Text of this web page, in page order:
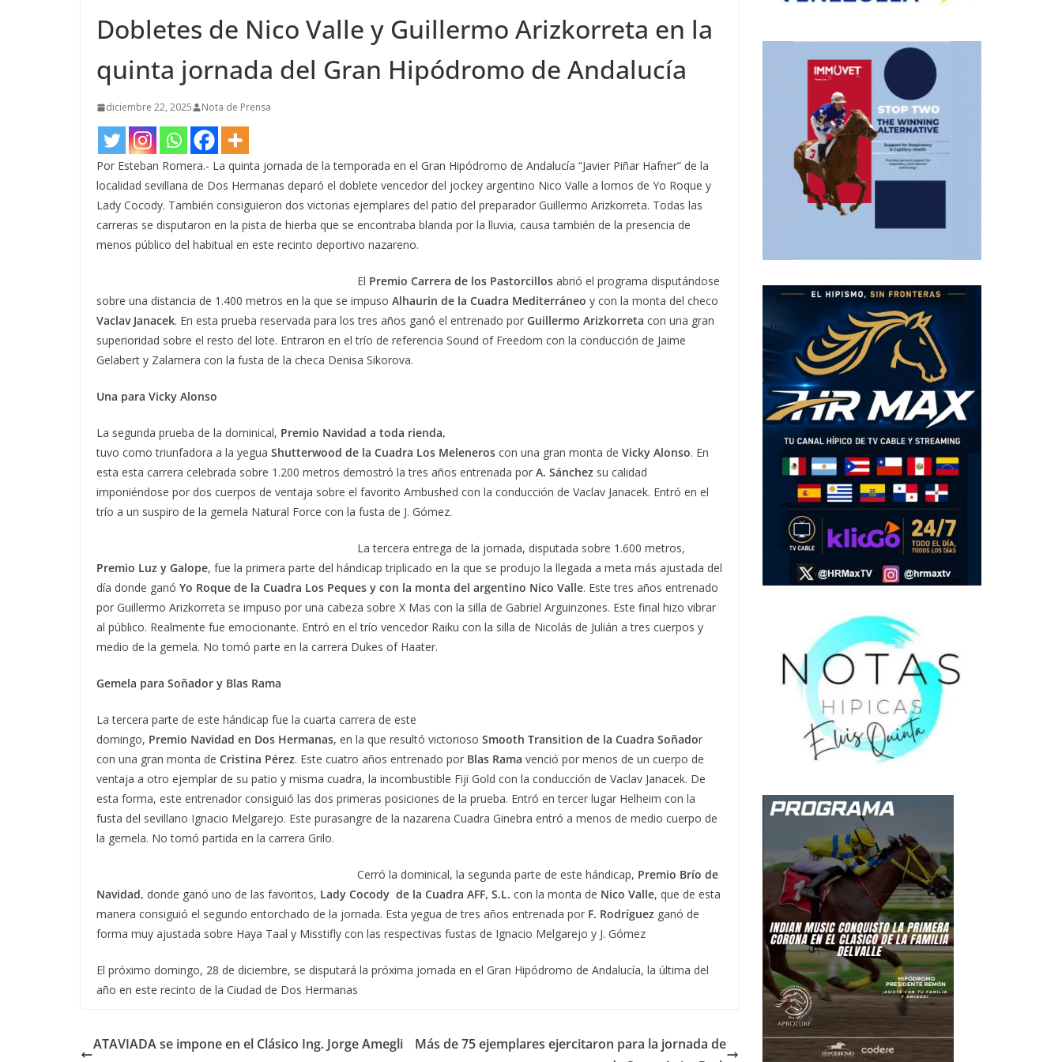
Dobletes de Nico Valle y Guillermo Arizkorreta en la
quinta jornada del Gran Hipódromo de Andalucía
diciembre 22, 2025 Nota de Prensa
Por Esteban Romera.- La quinta jornada de la temporada en el Gran Hipódromo de Andalucía “Javier Piñar Hafner” de la
localidad sevillana de Dos Hermanas deparó el doblete vencedor del jockey argentino Nico Valle a lomos de Yo Roque y
Lady Cocody. También consiguieron dos victorias ejemplares del patio del preparador Guillermo Arizkorreta. Todas las
carreras se disputaron en la pista de hierba que se encontraba blanda por la lluvia, causa también de la presencia de
menos público del habitual en este recinto deportivo nazareno.
El Premio Carrera de los Pastorcillos abrió el programa disputándose
sobre una distancia de 1.400 metros en la que se impuso Alhaurin de la Cuadra Mediterráneo y con la monta del checo
Vaclav Janacek. En esta prueba reservada para los tres años ganó el entrenado por Guillermo Arizkorreta con una gran
superioridad sobre el resto del lote. Entraron en el trío de referencia Sound of Freedom con la conducción de Jaime
Gelabert y Zalamera con la fusta de la checa Denisa Sikorova.
Una para Vicky Alonso
La segunda prueba de la dominical, Premio Navidad a toda rienda,
tuvo como triunfadora a la yegua Shutterwood de la Cuadra Los Meleneros con una gran monta de Vicky Alonso. En
esta esta carrera celebrada sobre 1.200 metros demostró la tres años entrenada por A. Sánchez su calidad
imponiéndose por dos cuerpos de ventaja sobre el favorito Ambushed con la conducción de Vaclav Janacek. Entró en el
trío a un suspiro de la gemela Natural Force con la fusta de J. Gómez.
La tercera entrega de la jornada, disputada sobre 1.600 metros,
Premio Luz y Galope, fue la primera parte del hándicap triplicado en la que se produjo la llegada a meta más ajustada del
día donde ganó Yo Roque de la Cuadra Los Peques y con la monta del argentino Nico Valle. Este tres años entrenado
por Guillermo Arizkorreta se impuso por una cabeza sobre X Mas con la silla de Gabriel Arguinzones. Este final hizo vibrar
al público. Realmente fue emocionante. Entró en el trío vencedor Raiku con la silla de Nicolás de Julián a tres cuerpos y
medio de la gemela. No tomó parte en la carrera Dukes of Haater.
Gemela para Soñador y Blas Rama
La tercera parte de este hándicap fue la cuarta carrera de este
domingo, Premio Navidad en Dos Hermanas, en la que resultó victorioso Smooth Transition de la Cuadra Soñador
con una gran monta de Cristina Pérez. Este cuatro años entrenado por Blas Rama venció por menos de un cuerpo de
ventaja a otro ejemplar de su patio y misma cuadra, la incombustible Fiji Gold con la conducción de Vaclav Janacek. De
esta forma, este entrenador consiguió las dos primeras posiciones de la prueba. Entró en tercer lugar Helheim con la
fusta del sevillano Ignacio Melgarejo. Este purasangre de la nazarena Cuadra Ginebra entró a menos de medio cuerpo de
la gemela. No tomó partida en la carrera Grilo.
Cerró la dominical, la segunda parte de este hándicap, Premio Brío de
Navidad, donde ganó uno de las favoritos, Lady Cocody de la Cuadra AFF, S.L. con la monta de Nico Valle, que de esta
manera consiguió el segundo entorchado de la jornada. Esta yegua de tres años entrenada por F. Rodríguez ganó de
forma muy ajustada sobre Haya Taal y Misstifly con las respectivas fustas de Ignacio Melgarejo y J. Gómez
El próximo domingo, 28 de diciembre, se disputará la próxima jornada en el Gran Hipódromo de Andalucía, la última del
año en este recinto de la Ciudad de Dos Hermanas
ATAVIADA se impone en el Clásico Ing. Jorge Amegli
Más de 75 ejemplares ejercitaron para la jornada de